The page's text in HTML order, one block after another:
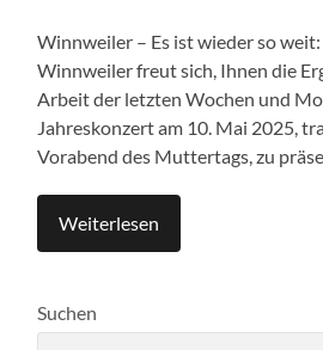
Winnweiler – Es ist wieder so
Winnweiler freut sich, Ihnen die
Arbeit der letzten Wochen und
Jahreskonzert am 10. Mai 2025,
Vorabend des Muttertags, zu
Weiterlesen
Suchen